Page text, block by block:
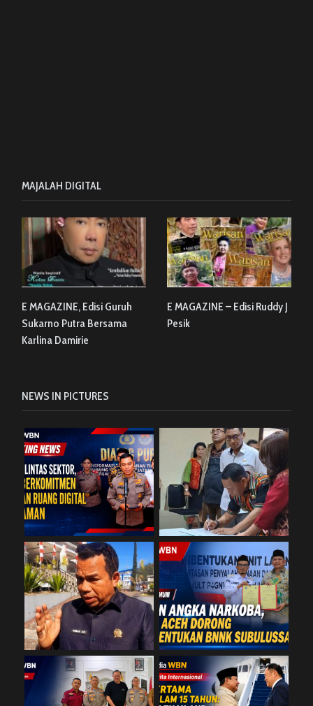
MAJALAH DIGITAL
E MAGAZINE, Edisi Guruh
Sukarno Putra Bersama
Karlina Damirie
E MAGAZINE – Edisi Ruddy J
Pesik
NEWS IN PICTURES